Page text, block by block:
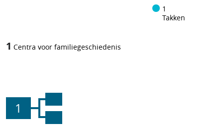
1
Takken
1 Centra voor familiegeschiedenis
1